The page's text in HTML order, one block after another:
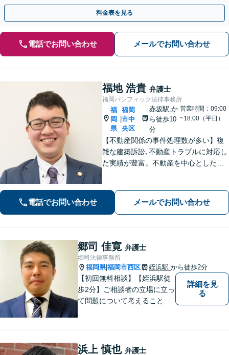
ず、気軽に相談して暗い日々から解放されましょう。
料金表を見る
電話でお問い合わせ メールでお問い合わせ
福地 浩貴 弁護士
福岡パシフィック法律事務所
福
岡
県
福岡
市中
央区
赤坂駅 か
ら徒歩10
分
営業時間：09:00
~18:00（平日）
【不動産関係の事件処理数が多い】複
雑な建築訴訟､不動産トラブルに対応し
た実績が豊富。不動産を中心とした相
法務、顧客とのトラブル、予防法務も
お任せ【六本松駅2分】
電話でお問い合わせ メールでお問い合わせ
郷司 佳寛 弁護士
郷司法律事務所
福岡県|福岡市西区 姪浜駅 から徒歩2分
【初回無料相談】【姪浜駅徒
歩2分】ご相談者の立場に立っ
て問題について考えることが
あらゆる問題解決に精通。
詳細を見
る
浜上 慎也 弁護士